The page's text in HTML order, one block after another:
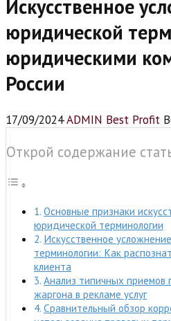
Искусственное
юридической
юридическими
России
17/09/2024ADMIN Best Profit
Открой содержание
Основные признаки
юридической терминологии
Искусственное
терминологии: Как
клиента
Анализ типичных приемов
жаргона в рекламе услуг
Сравнительный обзор